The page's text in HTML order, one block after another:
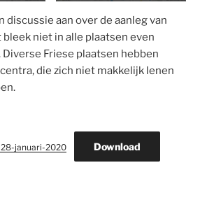
discussie aan over de aanleg van
bleek niet in alle plaatsen even
Friese plaatsen hebben
die zich niet makkelijk lenen
januari-2020 Download